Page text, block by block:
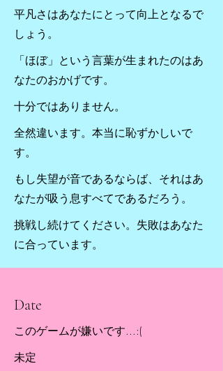
平凡さはあなたにとって向上となるで
しょう。
「ほぼ」という言葉が生まれたのはあ
なたのおかげです。
十分ではありません。
全然違います。本当に恥ずかしいで
す。
もし失望が音であるならば、それはあ
なたが吸う息すべてであるだろう。
挑戦し続けてください。失敗はあなた
に合っています。
Date
このゲームが嫌いです...:(
未定